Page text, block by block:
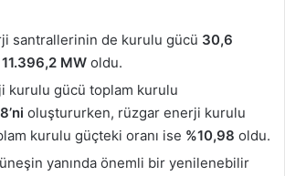
santrallerinin de kurulu gücü 30,6
11.396,2 MW oldu.
kurulu gücü toplam kurulu
oluştururken, rüzgar enerji kurulu
kurulu güçteki oranı ise %10,98 oldu.
yanında önemli bir yenilenebilir